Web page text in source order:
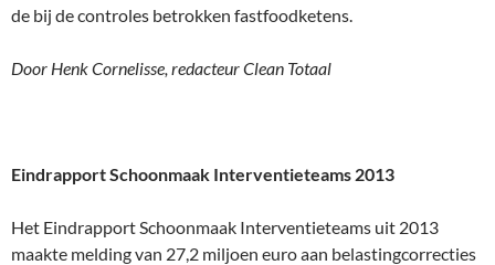
de bij de controles betrokken fastfoodketens.
Door Henk Cornelisse, redacteur Clean Totaal
Eindrapport Schoonmaak Interventieteams 2013
Het Eindrapport Schoonmaak Interventieteams uit 2013
maakte melding van 27,2 miljoen euro aan belastingcorrecties